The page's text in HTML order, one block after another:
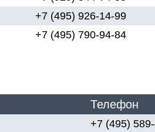
+7 (495) 926-14-99
+7 (495) 790-94-84
Телефон
+7 (495)